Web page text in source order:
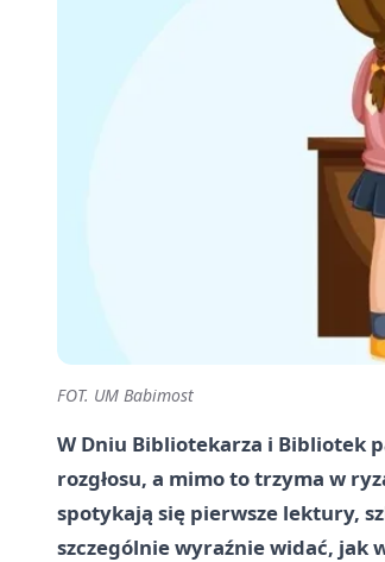
FOT. UM Babimost
W Dniu Bibliotekarza i Bibliotek
rozgłosu, a mimo to trzyma w
spotykają się pierwsze lektury,
szczególnie wyraźnie widać, jak